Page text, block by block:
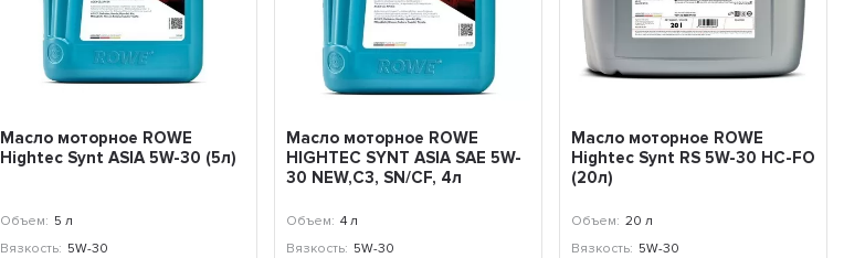
Масло моторное ROWE
Hightес Synt ASIA 5W-30 (5л)
Объем: 5 л
Вязкость: 5W-30
Масло моторное ROWE
HIGHTEC SYNT ASIA SAE 5W-
30 NEW,C3, SN/CF, 4л
Объем: 4 л
Вязкость: 5W-30
Масло моторное ROWE
Нightec Synt RS 5W-30 HC-FO
(20л)
Объем: 20 л
Вязкость: 5W-30